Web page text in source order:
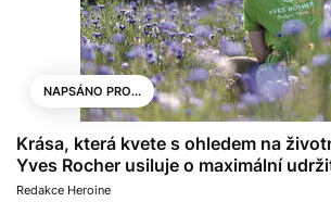
NAPSÁNO PRO...
Krása, která kvete s ohledem na
Yves Rocher usiluje o maximální
Redakce Heroine